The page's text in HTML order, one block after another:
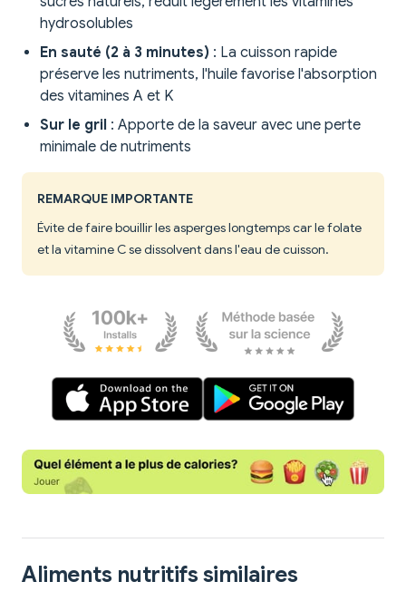
hydrosolubles
En sauté (2 à 3 minutes) : La cuisson rapide
préserve les nutriments, l'huile favorise l'absorption
des vitamines A et K
Sur le gril : Apporte de la saveur avec une perte
minimale de nutriments
REMARQUE IMPORTANTE
Évite de faire bouillir les asperges longtemps car le folate
et la vitamine C se dissolvent dans l'eau de cuisson.
Aliments nutritifs similaires